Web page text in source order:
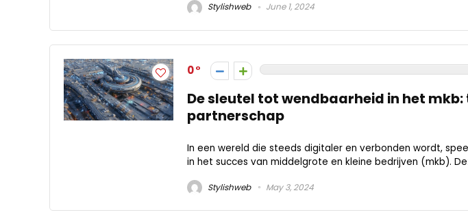
Stylishweb June 1, 2024
0
De sleutel tot wendbaarheid in het
partnerschap
In een wereld die steeds digitaler en verbonden wordt,
in het succes van middelgrote en kleine bedrijven (mkb).
Stylishweb May 3, 2024